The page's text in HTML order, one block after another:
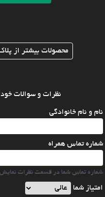
محصولات بیشتر از
نظرات و سوالات خود
نام و نام خانوادگی
شماره تماس همراه
شماره تماس شما در قسمت نظرات
امتیاز شما